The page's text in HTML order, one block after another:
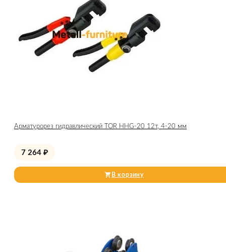
Арматурорез гидравлический TOR HHG-20 12т, 4-20 мм
7 264 ₽
В корзину